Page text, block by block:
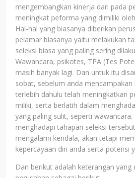
mengembangkan kinerja dari pada
meningkat peforma yang dimiliki
Hal-hal yang biasanya diberikan
pelamar biasanya yaitu melakukan
seleksi biasa yang paling sering
Wawancara, psikotes, TPA (Tes
masih banyak lagi. Dan untuk itu
sobat, sebelum anda
terlebih dahulu telah meningkatkan
miliki, serta berlatih dalam
yang paling sulit, seperti wawancara.
menghadapi tahapan seleksi
mengalami kendala, akan tetapi
kepercayaan diri anda serta potensi
Dan berikut adalah keterangan yang